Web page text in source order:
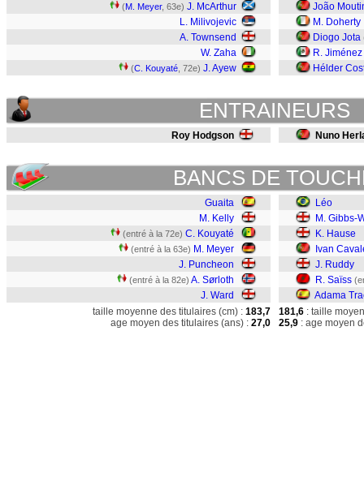
(M. Meyer, 63e) J. McArthur
L. Milivojevic
A. Townsend
W. Zaha
(C. Kouyaté , 72e) J. Ayew
João
M. Doherty
Diogo Jota
R. Jiménez
Hélder
ENTRAINEURS
Roy Hodgson Nuno
BANCS DE
Guaita
M. Kelly
(entré à la 72e) C. Kouyaté
(entré à la 63e) M. Meyer
J. Puncheon
(entré à la 82e) A. Sørloth
J. Ward
Léo
M. Gibbs-
K. Hause
Ivan
J. Ruddy
R. Saïss
Adama
taille moyenne des titulaires (cm) : 183,7
age moyen des titulaires (ans) : 27,0
181,6 : taille
25,9 : age moyen